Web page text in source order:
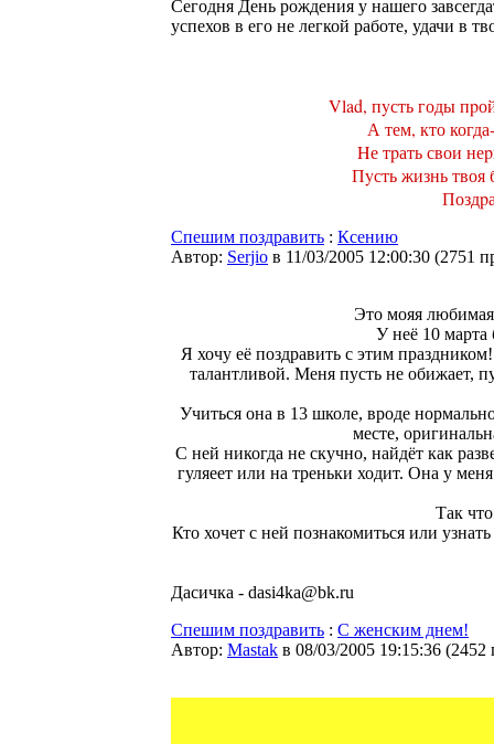
Сегодня День рождения у нашего
успехов в его не легкой работе, удачи в
Vlad, пyсть годы
А тем, кто
Hе тpать свои
Пyсть жизнь твоя
Спешим поздравить : Ксению
Автор: Serjio в 11/03/2005 12:00:30 (2751
Это мояя
У неё 10 марта
Я хочу её поздравить с этим
талантливой. Меня пусть не обижает,
Учиться она в 13 школе, вроде
месте,
С ней никогда не скучно, найдёт как
гуляеет или на треньки ходит. Она у
Так
Кто хочет с ней познакомиться или
Дасичка - dasi4ka@bk.ru
Спешим поздравить : С женским днем!
Автор: Мastak в 08/03/2005 19:15:36 (2452